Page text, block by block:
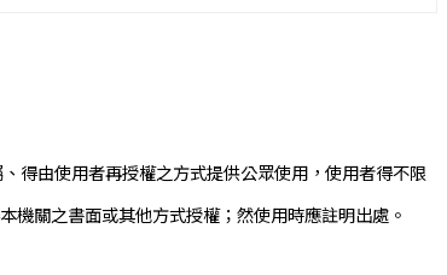
得由使用者再授權之方式提供公眾使用，使用者得不限
關之書面或其他方式授權；然使用時應註明出處。